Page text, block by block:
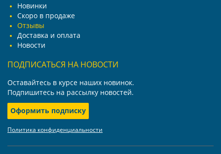
Новинки
Скоро в продаже
Отзывы
Доставка и оплата
Новости
ПОДПИСАТЬСЯ НА НОВОСТИ
Оставайтесь в курсе наших новинок.
Подпишитесь на рассылку новостей.
Оформить подписку
Политика конфиденциальности